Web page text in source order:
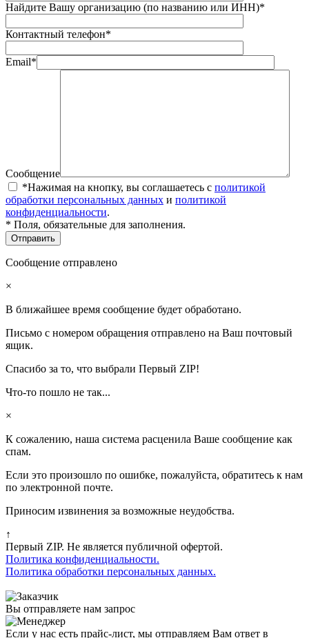
Найдите Вашу организацию (по названию или ИНН)*
Контактный телефон*
Email*
Сообщение
*Нажимая на кнопку, вы соглашаетесь с политикой
обработки персональных данных и политикой
конфиденциальности.
* Поля, обязательные для заполнения.
Сообщение отправлено
×
В ближайшее время сообщение будет обработано.
Письмо с номером обращения отправлено на Ваш почтовый
ящик.
Спасибо за то, что выбрали Первый ZIP!
Что-то пошло не так...
×
К сожалению, наша система расценила Ваше сообщение как
спам.
Если это произошло по ошибке, пожалуйста, обратитесь к нам
по электронной почте.
Приносим извинения за возможные неудобства.
↑
Первый ZIP. Не является публичной офертой.
Политика конфиденциальности.
Политика обработки персональных данных.
Вы отправляете нам запрос
Если у нас есть прайс-лист, мы отправляем Вам ответ в